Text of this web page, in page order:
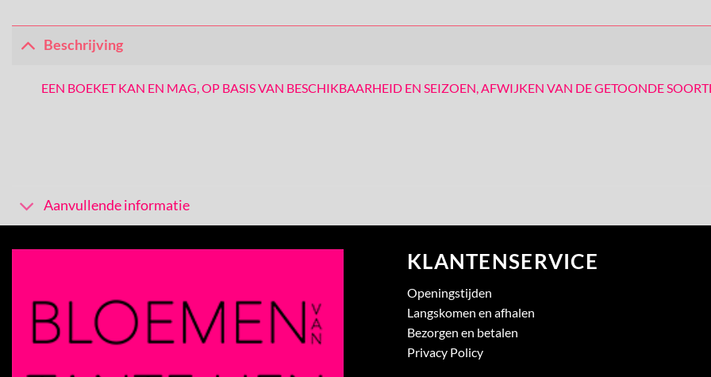
Beschrijving
EEN BOEKET KAN EN MAG, OP BASIS VAN BESCHIKBAARHEID EN SEIZOEN, AFWIJKEN VAN DE GETOONDE
Aanvullende informatie
KLANTENSERVICE
Openingstijden
Langskomen en afhalen
Bezorgen en betalen
Privacy Policy